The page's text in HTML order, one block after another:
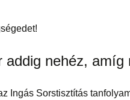
addig nehéz, amíg
Ingás Sorstisztítás